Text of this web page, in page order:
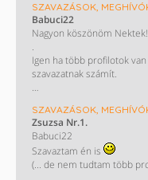
SZAVAZÁSOK,
Babuci22
.
Igen ha több profilotok
szavazatnak számít.
/ Most nem műkszik a
SZAVAZÁSOK,
Zsuzsa Nr.1.
Babuci22
Szavaztam én is
(... de nem tudtam több